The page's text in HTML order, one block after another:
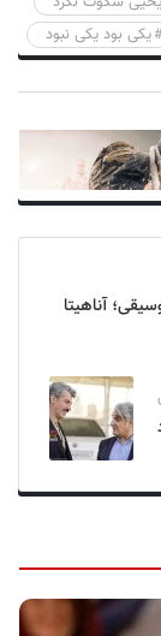
یکی بود یکی نبود
موسیقی؛ آناهیتا